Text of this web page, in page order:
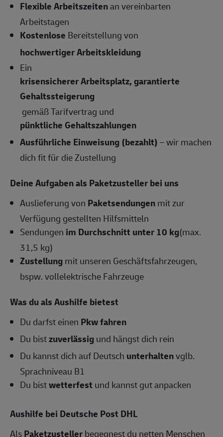
Flexible Arbeitszeitenan vereinbarten
Arbeitstagen
Kostenlose Bereitstellung von
hochwertiger Arbeitskleidung
Ein
krisensicherer Arbeitsplatz, garantierte
Gehaltssteigerung
gemäß Tarifvertrag und
pünktliche Gehaltszahlungen
Ausführliche Einweisung (bezahlt)– wir machen
dich fit für die Zustellung
Deine Aufgaben als Paketzusteller bei uns
Auslieferung von Paketsendungenmit zur
Verfügung gestellten Hilfsmitteln
Sendungen im Durchschnitt unter 10 kg(max.
31,5 kg)
Zustellungmit unseren Geschäftsfahrzeugen,
bspw. vollelektrische Fahrzeuge
Was du als Aushilfe bietest
Du darfst einen Pkw fahren
Du bistzuverlässigund hängst dich rein
Du kannst dich auf Deutsch unterhaltenvglb.
Sprachniveau B1
Du bistwetterfest und kannst gut anpacken
Aushilfe bei Deutsche Post DHL
AlsPaketzustellerbegegnest du netten Menschen